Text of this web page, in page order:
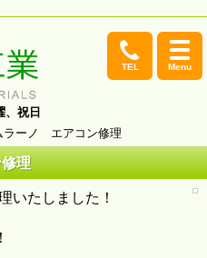
TEL Menu
祝日
ーノ エアコン修理
理
たしました！